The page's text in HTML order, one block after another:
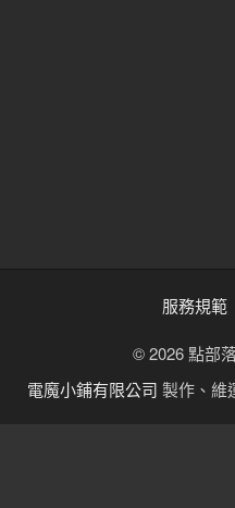
服務規範
© 2026 點部
電魔小鋪有限公司 製作、維